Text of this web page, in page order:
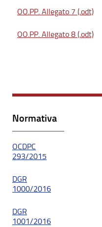
OO.PP. Allegato 7 (.odt)
OO.PP. Allegato 8 (.odt)
Normativa
OCDPC
293/2015
DGR
1000/2016
DGR
1001/2016